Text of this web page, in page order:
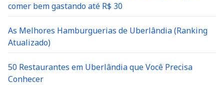
comer bem gastando até R$ 30
As Melhores Hamburguerias de Uberlândia (Ranking
Atualizado)
50 Restaurantes em Uberlândia que Você Precisa
Conhecer